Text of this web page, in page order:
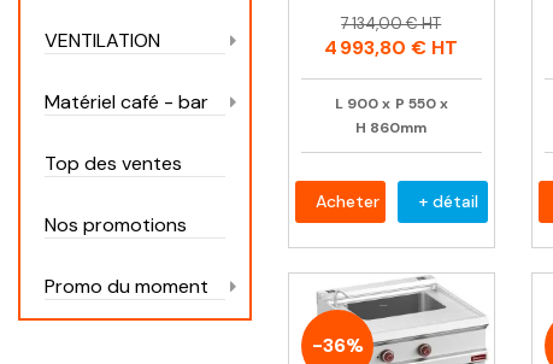
VENTILATION
Matériel café - bar
Top des ventes
Nos promotions
Promo du moment
Prix
Prix
habituel
7 134,00 € HT
4 993,80 € HT
L 900 x P 550 x
H 860mm
Acheter + détail
-36%